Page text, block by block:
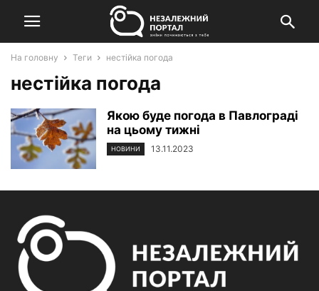
На головну Теги нестійка погода
нестійка погода
Якою буде погода в Павлограді
на цьому тижні
НОВИНИ 13.11.2023